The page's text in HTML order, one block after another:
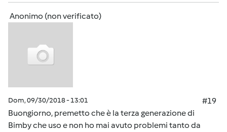
Anonimo (non verificato)
Dom, 09/30/2018 - 13:01
#19
Buongiorno, premetto che è la terza generazione di
Bimby che uso e non ho mai avuto problemi tanto da